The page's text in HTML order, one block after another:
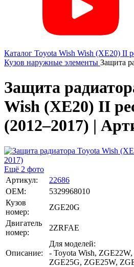
Каталог Toyota Wish Wish (XE20) II
Кузов наружные элементы Защита
Защита
Wish (XE20) II
(2012–2017) |
Ещё 2 фото
Артикул:
22686
OEM:
5329968010
Кузов
номер:
ZGE20G
Двигатель
номер:
2ZRFAE
Описание:
Для моделей:
- Toyota Wish,
ZGE25G, ZGE25W,